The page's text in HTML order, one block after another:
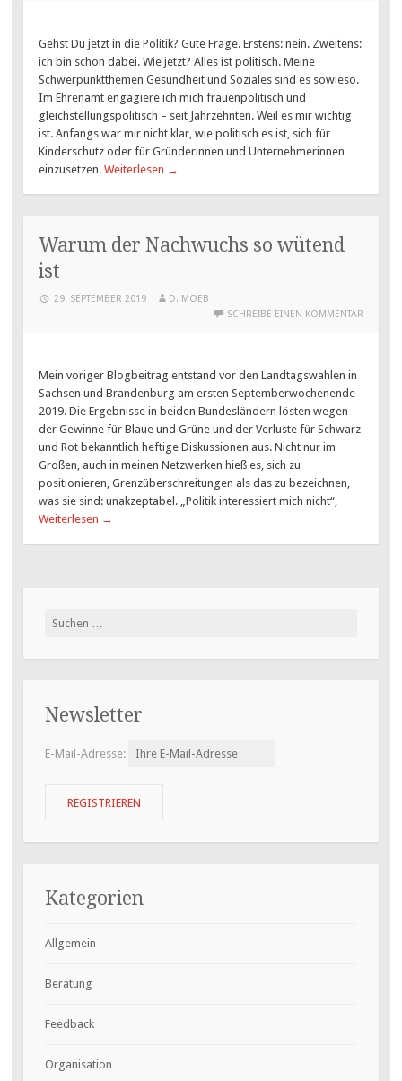
Gehst Du jetzt in die Politik? Gute Frage. Erstens: nein. Zweitens:
ich bin schon dabei. Wie jetzt? Alles ist politisch. Meine
Schwerpunktthemen Gesundheit und Soziales sind es sowieso.
Im Ehrenamt engagiere ich mich frauenpolitisch und
gleichstellungspolitisch – seit Jahrzehnten. Weil es mir wichtig
ist. Anfangs war mir nicht klar, wie politisch es ist, sich für
Kinderschutz oder für Gründerinnen und Unternehmerinnen
einzusetzen.Weiterlesen →
Warum der Nachwuchs so wütend
ist
29. SEPTEMBER 2019
D. MOEB
SCHREIBE EINEN KOMMENTAR
Mein voriger Blogbeitrag entstand vor den Landtagswahlen in
Sachsen und Brandenburg am ersten Septemberwochenende
2019. Die Ergebnisse in beiden Bundesländern lösten wegen
der Gewinne für Blaue und Grüne und der Verluste für Schwarz
und Rot bekanntlich heftige Diskussionen aus. Nicht nur im
Großen, auch in meinen Netzwerken hieß es, sich zu
positionieren, Grenzüberschreitungen als das zu bezeichnen,
was sie sind: unakzeptabel. „Politik interessiert mich nicht“,
Weiterlesen →
Suchen
Newsletter
E-Mail-Adresse:
Kategorien
Allgemein
Beratung
Feedback
Organisation